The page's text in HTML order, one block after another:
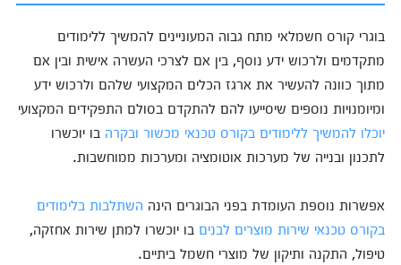
בוגרי קורס חשמלאי מתח גבוה המעוניינים להמשיך ללימודים
מתקדמים ולרכוש ידע נוסף, בין אם לצרכי העשרה אישית ובין אם
מתוך כוונה להעשיר את ארגז הכלים המקצועי שלהם ולרכוש ידע
ומיומנויות נוספים שיסייעו להם להתקדם בסולם התפקידים המקצועי
יוכלו להמשיך ללימודים בקורס טכנאי מכשור ובקרה בו יוכשרו
לתכנון ובנייה של מערכות אוטומציה ומערכות ממוחשבות.
אפשרות נוספת העומדת בפני הבוגרים הינה השתלבות בלימודים
בקורס טכנאי שירות מוצרים לבניםבו יוכשרו למתן שירות אחזקה,
טיפול, התקנה ותיקון של מוצרי חשמל ביתיים.